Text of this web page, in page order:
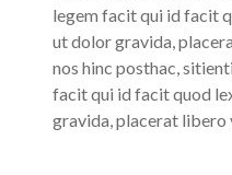
legem facit qui id facit
ut dolor gravida,
nos hinc posthac,
facit qui id facit quod
gravida, placerat libero